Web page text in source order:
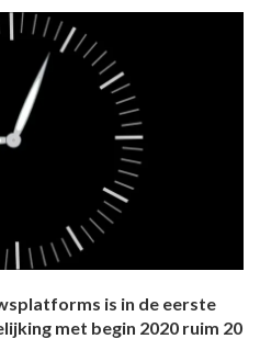
is in de eerste
met begin 2020 ruim 20